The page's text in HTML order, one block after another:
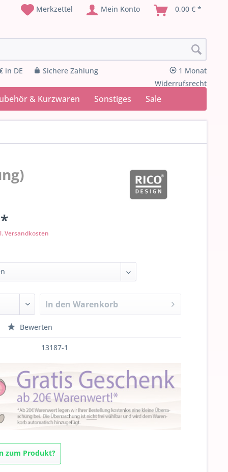
Merkzettel Mein Konto 0,00 € *
in DE Sichere Zahlung
1 Monat
Widerrufsrecht
& Kurzwaren Sonstiges Sale
Versandkosten
In den Warenkorb
Bewerten
13187-1
zum Produkt?